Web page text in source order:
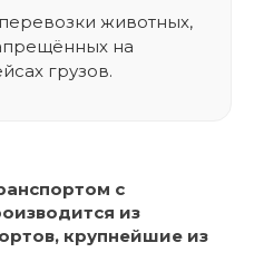
животных,
на
грузов.
с
из
крупнейшие из